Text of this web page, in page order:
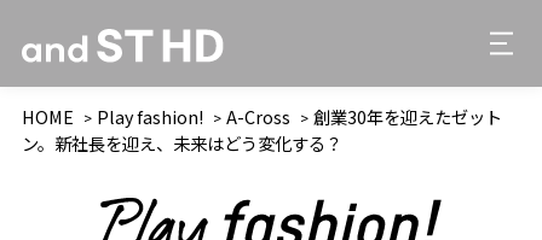
HOME Play fashion! A-Cross
創業30年を迎えたゼット
ン。新社長を迎え、未来はどう変化する？